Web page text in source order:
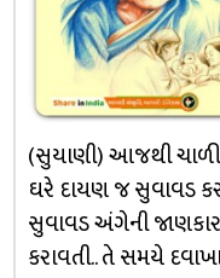
(સુયાણી) આજથી
ઘરે દાયણ જ સુવાવડ
સુવાવડ અંગેની
કરાવતી.. તે સમયે